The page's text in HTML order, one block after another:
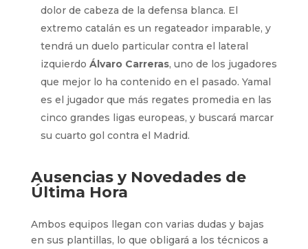
dolor de cabeza de la defensa blanca. El
extremo catalán es un regateador imparable, y
tendrá un duelo particular contra el lateral
izquierdo Álvaro Carreras, uno de los jugadores
que mejor lo ha contenido en el pasado. Yamal
es el jugador que más regates promedia en las
cinco grandes ligas europeas, y buscará marcar
su cuarto gol contra el Madrid.
Ausencias y Novedades de
Última Hora
Ambos equipos llegan con varias dudas y bajas
en sus plantillas, lo que obligará a los técnicos a